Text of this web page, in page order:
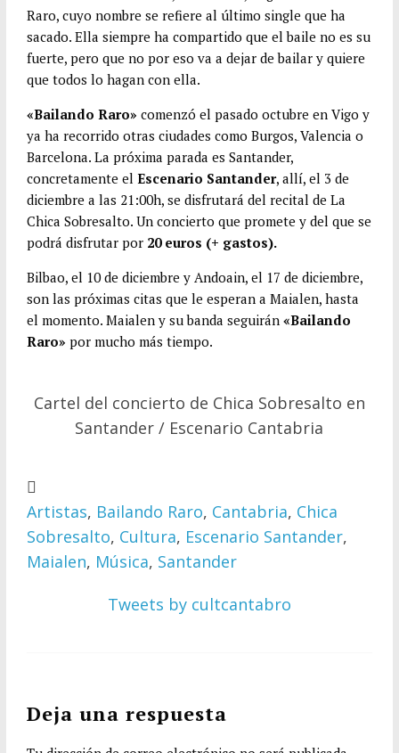
o
o
t
e
i
l
a
t
p
p
o
m
r
t
r
Raro, cuyo nombre se refiere al último single que ha
sacado. Ella siempre ha compartido que el baile no es su
fuerte, pero que no por eso va a dejar de bailar y quiere
que todos lo hagan con ella.
«Bailando Raro» comenzó el pasado octubre en Vigo y
ya ha recorrido otras ciudades como Burgos, Valencia o
Barcelona. La próxima parada es Santander,
concretamente el Escenario Santander, allí, el 3 de
diciembre a las 21:00h, se disfrutará del recital de La
Chica Sobresalto. Un concierto que promete y del que se
podrá disfrutar por20 euros (+ gastos).
Bilbao, el 10 de diciembre y Andoain, el 17 de diciembre,
son las próximas citas que le esperan a Maialen, hasta
el momento. Maialen y su banda seguirán «Bailando
Raro» por mucho más tiempo.
Cartel del concierto de Chica Sobresalto en
Santander / Escenario Cantabria
Artistas, Bailando Raro, Cantabria, Chica
Sobresalto, Cultura, Escenario Santander,
Maialen, Música, Santander
Tweets by cultcantabro
Deja una respuesta